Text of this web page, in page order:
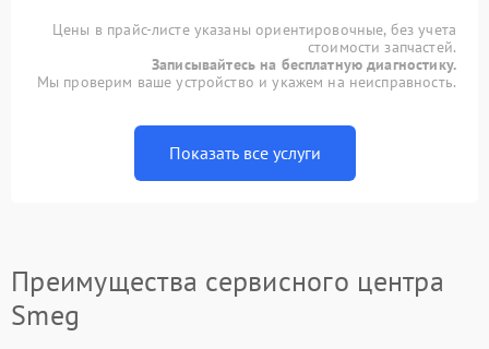
Цены в прайс-листе указаны ориентировочные, без учета
стоимости запчастей.
Записывайтесь на бесплатную диагностику.
Мы проверим ваше устройство и укажем на неисправность.
Показать все услуги
Преимущества сервисного центра
Smeg